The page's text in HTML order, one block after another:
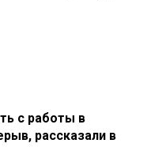
с работы в
рассказали в